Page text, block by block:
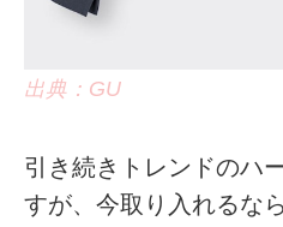
出典：GU
引き続きトレンドのハ
すが、今取り入れるな